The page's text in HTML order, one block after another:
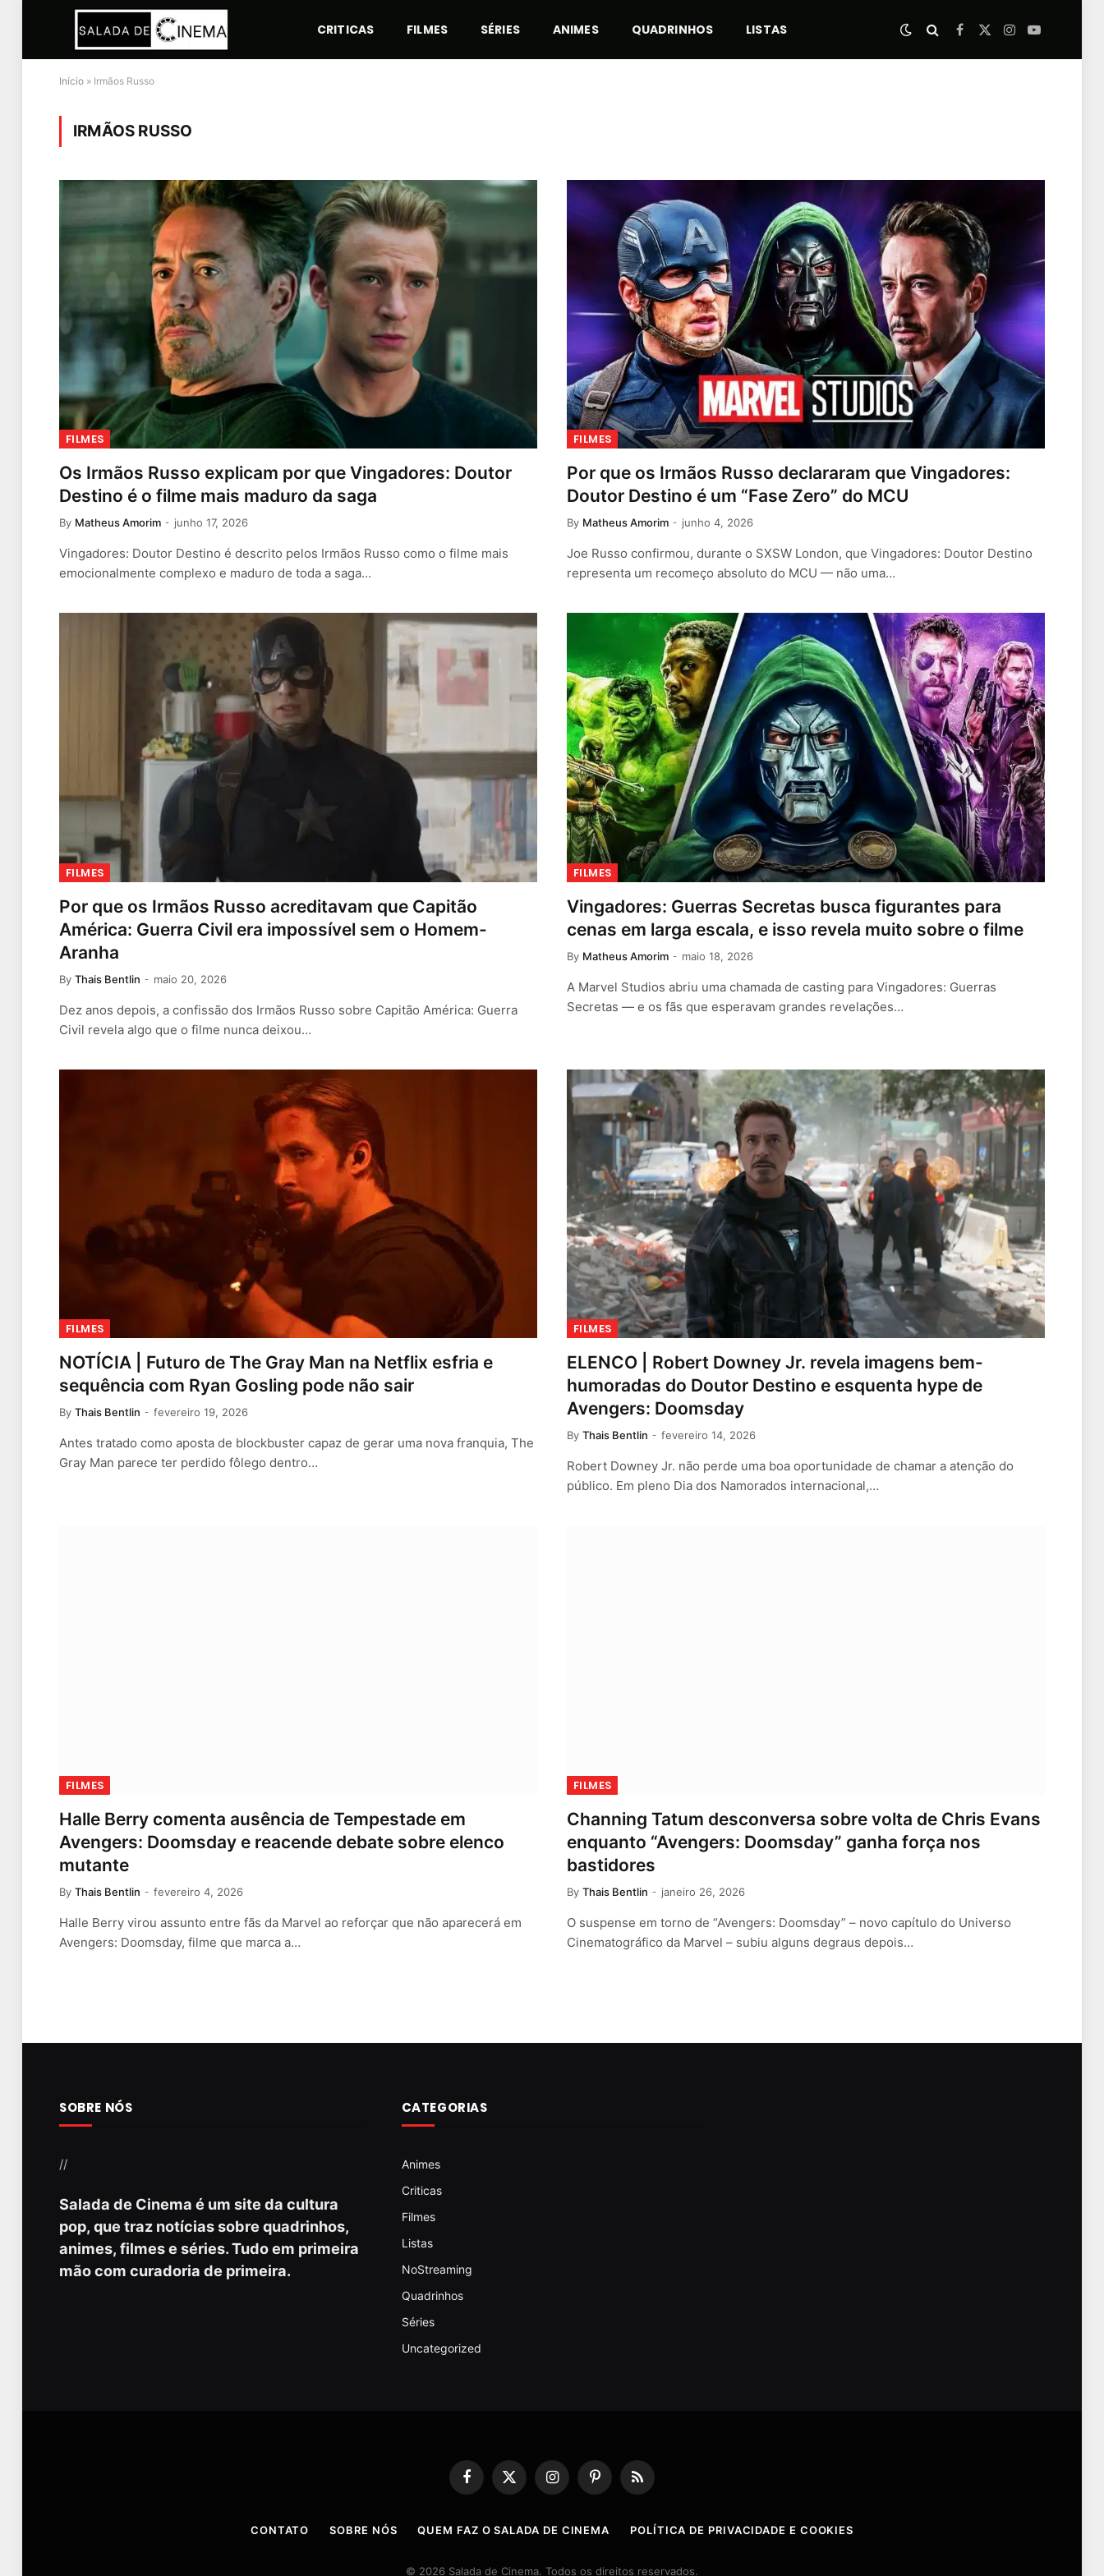
CRITICAS FILMES SÉRIES ANIMES QUADRINHOS LISTAS Facebook
X
Instagram
YouTube
Início » Irmãos Russo
IRMÃOS RUSSO
FILMES
Os Irmãos Russo explicam por que Vingadores: Doutor
Destino é o filme mais maduro da saga
By Matheus Amorim junho 17, 2026
Vingadores: Doutor Destino é descrito pelos Irmãos Russo como o filme mais
emocionalmente complexo e maduro de toda a saga…
FILMES
Por que os Irmãos Russo declararam que Vingadores:
Doutor Destino é um “Fase Zero” do MCU
By Matheus Amorim junho 4, 2026
Joe Russo confirmou, durante o SXSW London, que Vingadores: Doutor Destino
representa um recomeço absoluto do MCU — não uma…
FILMES
Por que os Irmãos Russo acreditavam que Capitão
América: Guerra Civil era impossível sem o Homem-
Aranha
By Thais Bentlin maio 20, 2026
Dez anos depois, a confissão dos Irmãos Russo sobre Capitão América: Guerra
Civil revela algo que o filme nunca deixou…
FILMES
Vingadores: Guerras Secretas busca figurantes para
cenas em larga escala, e isso revela muito sobre o filme
By Matheus Amorim maio 18, 2026
A Marvel Studios abriu uma chamada de casting para Vingadores: Guerras
Secretas — e os fãs que esperavam grandes revelações…
FILMES
NOTÍCIA | Futuro de The Gray Man na Netflix esfria e
sequência com Ryan Gosling pode não sair
By Thais Bentlin fevereiro 19, 2026
Antes tratado como aposta de blockbuster capaz de gerar uma nova franquia, The
Gray Man parece ter perdido fôlego dentro…
FILMES
ELENCO | Robert Downey Jr. revela imagens bem-
humoradas do Doutor Destino e esquenta hype de
Avengers: Doomsday
By Thais Bentlin fevereiro 14, 2026
Robert Downey Jr. não perde uma boa oportunidade de chamar a atenção do
público. Em pleno Dia dos Namorados internacional,…
FILMES
Halle Berry comenta ausência de Tempestade em
Avengers: Doomsday e reacende debate sobre elenco
mutante
By Thais Bentlin fevereiro 4, 2026
Halle Berry virou assunto entre fãs da Marvel ao reforçar que não aparecerá em
Avengers: Doomsday, filme que marca a…
FILMES
Channing Tatum desconversa sobre volta de Chris Evans
enquanto “Avengers: Doomsday” ganha força nos
bastidores
By Thais Bentlin janeiro 26, 2026
O suspense em torno de “Avengers: Doomsday” – novo capítulo do Universo
Cinematográfico da Marvel – subiu alguns degraus depois…
SOBRE NÓS
//
Salada de Cinema é um site da cultura
pop, que traz notícias sobre quadrinhos,
animes, filmes e séries. Tudo em primeira
mão com curadoria de primeira.
CATEGORIAS
Animes
Criticas
Filmes
Listas
NoStreaming
Quadrinhos
Séries
Uncategorized
Facebook
X
(Twitter)
InstagramPinterestRSS
CONTATO SOBRE NÓS QUEM FAZ O SALADA DE CINEMA POLÍTICA DE PRIVACIDADE E COOKIES
© 2026 Salada de Cinema. Todos os direitos reservados.